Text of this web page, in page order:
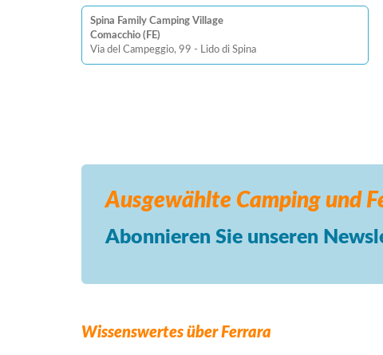
Spina Family Camping Village
Comacchio (FE)
Via del Campeggio, 99 - Lido di Spina
Ausgewählte Camping und
Abonnieren Sie unseren
Wissenswertes über Ferrara